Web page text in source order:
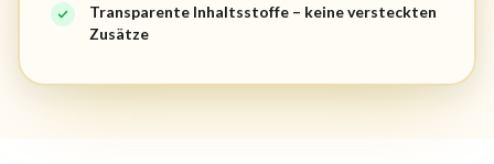
Transparente Inhaltsstoffe – keine versteckten
Zusätze